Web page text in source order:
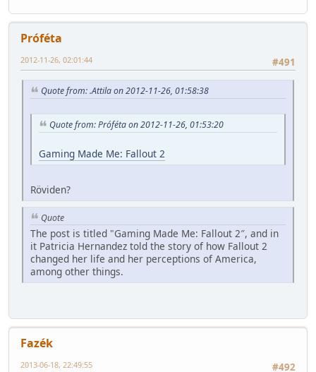
Próféta
#491
2012-11-26, 02:01:44
Quote from: .Attila on 2012-11-26, 01:58:38
Quote from: Próféta on 2012-11-26, 01:53:20
Gaming Made Me: Fallout 2
Röviden?
Quote
The post is titled "Gaming Made Me: Fallout 2″, and in
it Patricia Hernandez told the story of how Fallout 2
changed her life and her perceptions of America,
among other things.
Fazék
#492
2013-06-18, 22:49:55